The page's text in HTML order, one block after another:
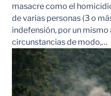
masacre como el
de varias personas (3 o
indefensión, por un mismo
circunstancias de modo,…